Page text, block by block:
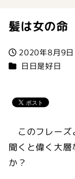
髪は女の命
投稿日
2020年8月9日
カテゴリー
日日是好日
このフレーズ
聞くと偉く大
か？